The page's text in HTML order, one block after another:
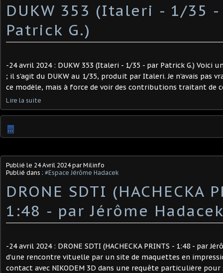
DUKW 353 (Italeri - 1/35
Patrick G.)
-24 avril 2024 : DUKW 353 (Italeri - 1/35 - par Patrick G.) Voici
; il s'agit du DUKW au 1/35, produit par Italeri. Je n'avais pas
ce modèle, mais à force de voir des contributions traitant de
Lire la suite
…
Publié le 24 Avril 2024par Milinfo
Publié dans : #Espace Jérôme Hadacek
DRONE SDTI (HACHECKA
1:48 - par Jérôme
-24 avril 2024 : DRONE SDTI (HACHECKA PRINTS - 1:48 - par
d’une rencontre vituelle par un site de maquettes en
contact avec NIKODEM 3D dans une requête particulière pour